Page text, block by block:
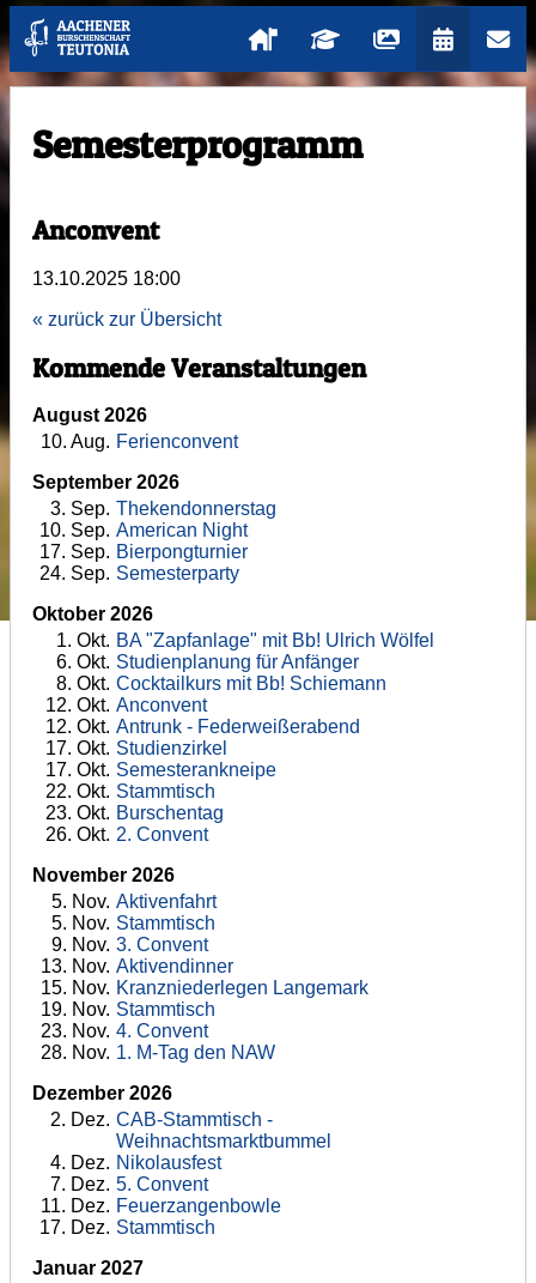
Semesterprogramm
Kommende Veranstaltungen
August 2026
10. Aug. Ferienconvent
September 2026
3. Sep. Thekendonnerstag
10. Sep. American Night
17. Sep. Bierpongturnier
24. Sep. Semesterparty
Oktober 2026
1. Okt. BA "Zapfanlage" mit Bb! Ulrich Wölfel
6. Okt. Studienplanung für Anfänger
8. Okt. Cocktailkurs mit Bb! Schiemann
12. Okt. Anconvent
12. Okt. Antrunk - Federweißerabend
17. Okt. Studienzirkel
17. Okt. Semesterankneipe
22. Okt. Stammtisch
23. Okt. Burschentag
26. Okt. 2. Convent
November 2026
5. Nov. Aktivenfahrt
5. Nov. Stammtisch
9. Nov. 3. Convent
13. Nov. Aktivendinner
15. Nov. Kranzniederlegen Langemark
19. Nov. Stammtisch
23. Nov. 4. Convent
28. Nov. 1. M-Tag den NAW
Dezember 2026
2. Dez. CAB-Stammtisch -
Weihnachtsmarktbummel
4. Dez. Nikolausfest
7. Dez. 5. Convent
11. Dez. Feuerzangenbowle
17. Dez. Stammtisch
Januar 2027
Anconvent
13.10.2025 18:00
« zurück zur Übersicht